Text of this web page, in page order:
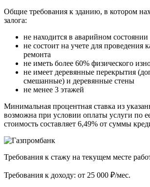
Общие требования к зданию, в котором
залога:
не находится в аварийном состоянии
не состоит на учете для проведения
ремонта
не иметь более 60% физического
не имеет деревянные перекрытия
смешанные) и деревянные стены
не менее 3 этажей
Минимальная процентная ставка из
возможна при условии оплаты услуги по
стоимость составляет 6,49% от суммы
Требования к стажу на текущем месте
Требования к доходу: от 25 000 ₽/мес.